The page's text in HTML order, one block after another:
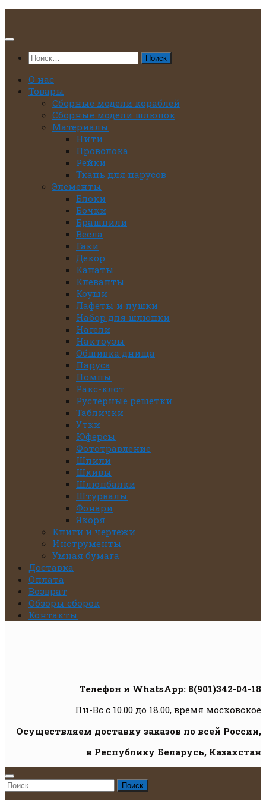
содержимому
Найти:
О нас
Товары
Сборные модели кораблей
Сборные модели шлюпок
Материалы
Нити
Проволока
Рейки
Ткань для парусов
Элементы
Блоки
Бочки
Брашпили
Весла
Гаки
Декор
Канаты
Клеванты
Коуши
Лафеты и пушки
Набор для шлюпки
Нагели
Нактоузы
Обшивка днища
Паруса
Помпы
Ракс-клот
Рустерные решетки
Таблички
Утки
Юферсы
Фототравление
Шпили
Шкивы
Шлюпбалки
Штурвалы
Фонари
Якоря
Книги и чертежи
Инструменты
Умная бумага
Доставка
Оплата
Возврат
Обзоры сборок
Контакты
Телефон и WhatsApp: 8(901)342-04-18
Пн-Вс с 10.00 до 18.00, время московское
Осуществляем доставку заказов по всей России,
в Республику Беларусь, Казахстан
Найти: